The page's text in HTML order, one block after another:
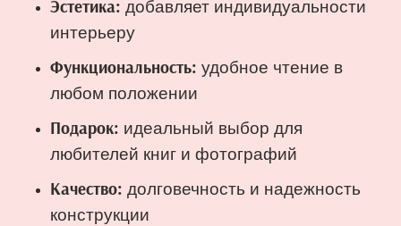
Эстетика: добавляет индивидуальности
интерьеру
Функциональность: удобное чтение в
любом положении
Подарок: идеальный выбор для
любителей книг и фотографий
Качество: долговечность и надежность
конструкции